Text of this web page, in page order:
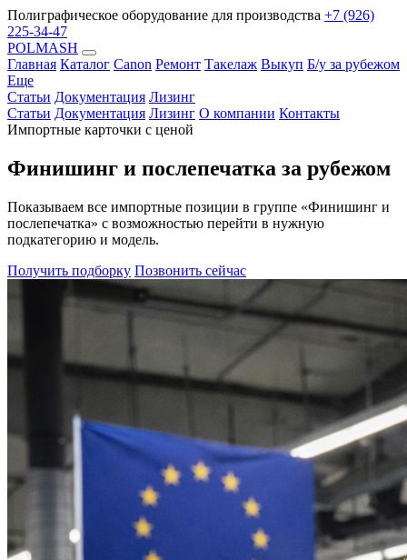
Полиграфическое оборудование для производства +7 (926)
225-34-47
POLMASH
Главная Каталог Canon Ремонт Такелаж Выкуп Б/у за рубежом
Еще
Статьи Документация Лизинг
Статьи Документация Лизинг О компании Контакты
Импортные карточки с ценой
Финишинг и послепечатка за рубежом
Показываем все импортные позиции в группе «Финишинг и
послепечатка» с возможностью перейти в нужную
подкатегорию и модель.
Получить подборку Позвонить сейчас